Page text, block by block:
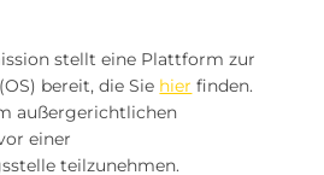
stellt eine Plattform zur
bereit, die Sie hier finden.
außergerichtlichen
einer
teilzunehmen.